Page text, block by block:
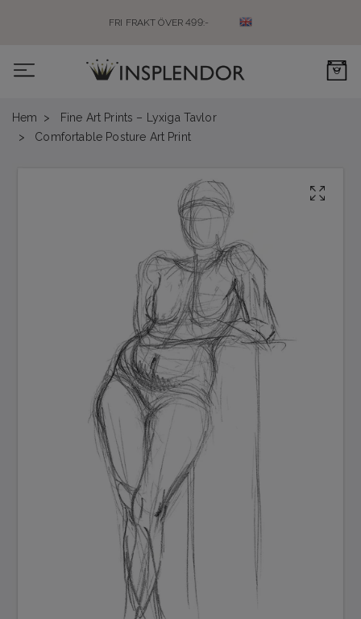
FRI FRAKT ÖVER 499:-
0
Hem
Fine Art Prints – Lyxiga Tavlor
Comfortable Posture Art Print